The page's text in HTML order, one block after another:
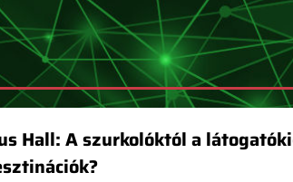
Hall: A szurkolóktól a